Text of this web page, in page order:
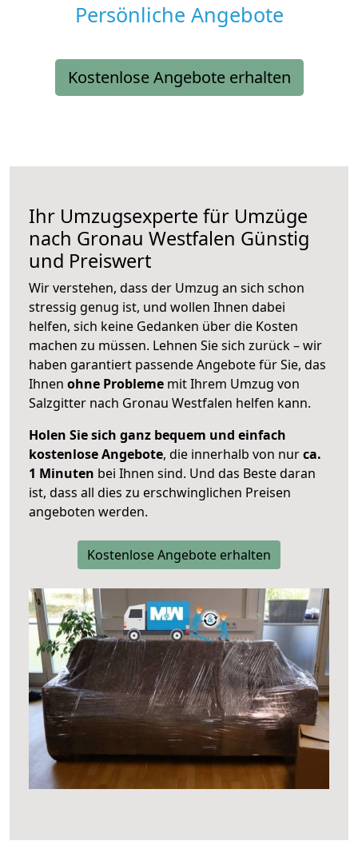
Persönliche Angebote
Kostenlose Angebote erhalten
Ihr Umzugsexperte für Umzüge
nach Gronau Westfalen Günstig
und Preiswert
Wir verstehen, dass der Umzug an sich schon
stressig genug ist, und wollen Ihnen dabei
helfen, sich keine Gedanken über die Kosten
machen zu müssen. Lehnen Sie sich zurück – wir
haben garantiert passende Angebote für Sie, das
Ihnen ohne Probleme mit Ihrem Umzug von
Salzgitter nach Gronau Westfalen helfen kann.
Holen Sie sich ganz bequem und einfach
kostenlose Angebote, die innerhalb von nurca.
1 Minuten bei Ihnen sind. Und das Beste daran
ist, dass all dies zu erschwinglichen Preisen
angeboten werden.
Kostenlose Angebote erhalten